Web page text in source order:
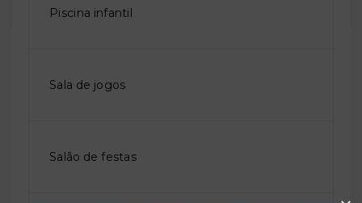
Piscina infantil
Sala de jogos
Salão de festas